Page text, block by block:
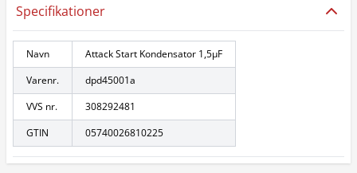
Specifikationer
Navn
Attack Start Kondensator 1,5µF
Varenr.
dpd45001a
VVS nr.
308292481
GTIN
05740026810225